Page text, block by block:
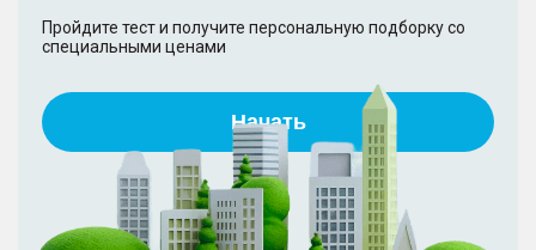
Пройдите тест и получите персональную подборку со
специальными ценами
Начать